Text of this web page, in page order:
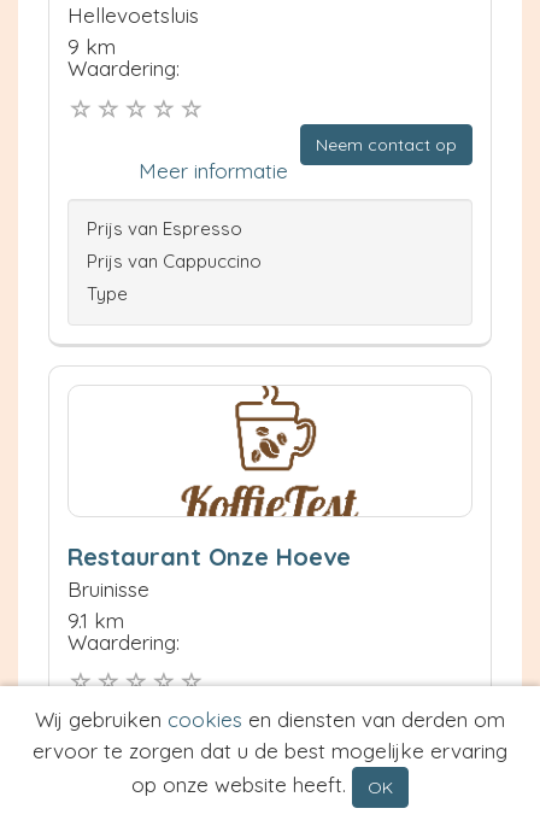
Hellevoetsluis
9 km
Waardering:
Neem contact op
Meer informatie
Prijs van Espresso
Prijs van Cappuccino
Type
Restaurant Onze Hoeve
Bruinisse
9.1 km
Waardering:
Neem contact op
Meer informatie
Prijs van Espresso
Wij gebruiken cookies en diensten van derden om
ervoor te zorgen dat u de best mogelijke ervaring
op onze website heeft.
OK